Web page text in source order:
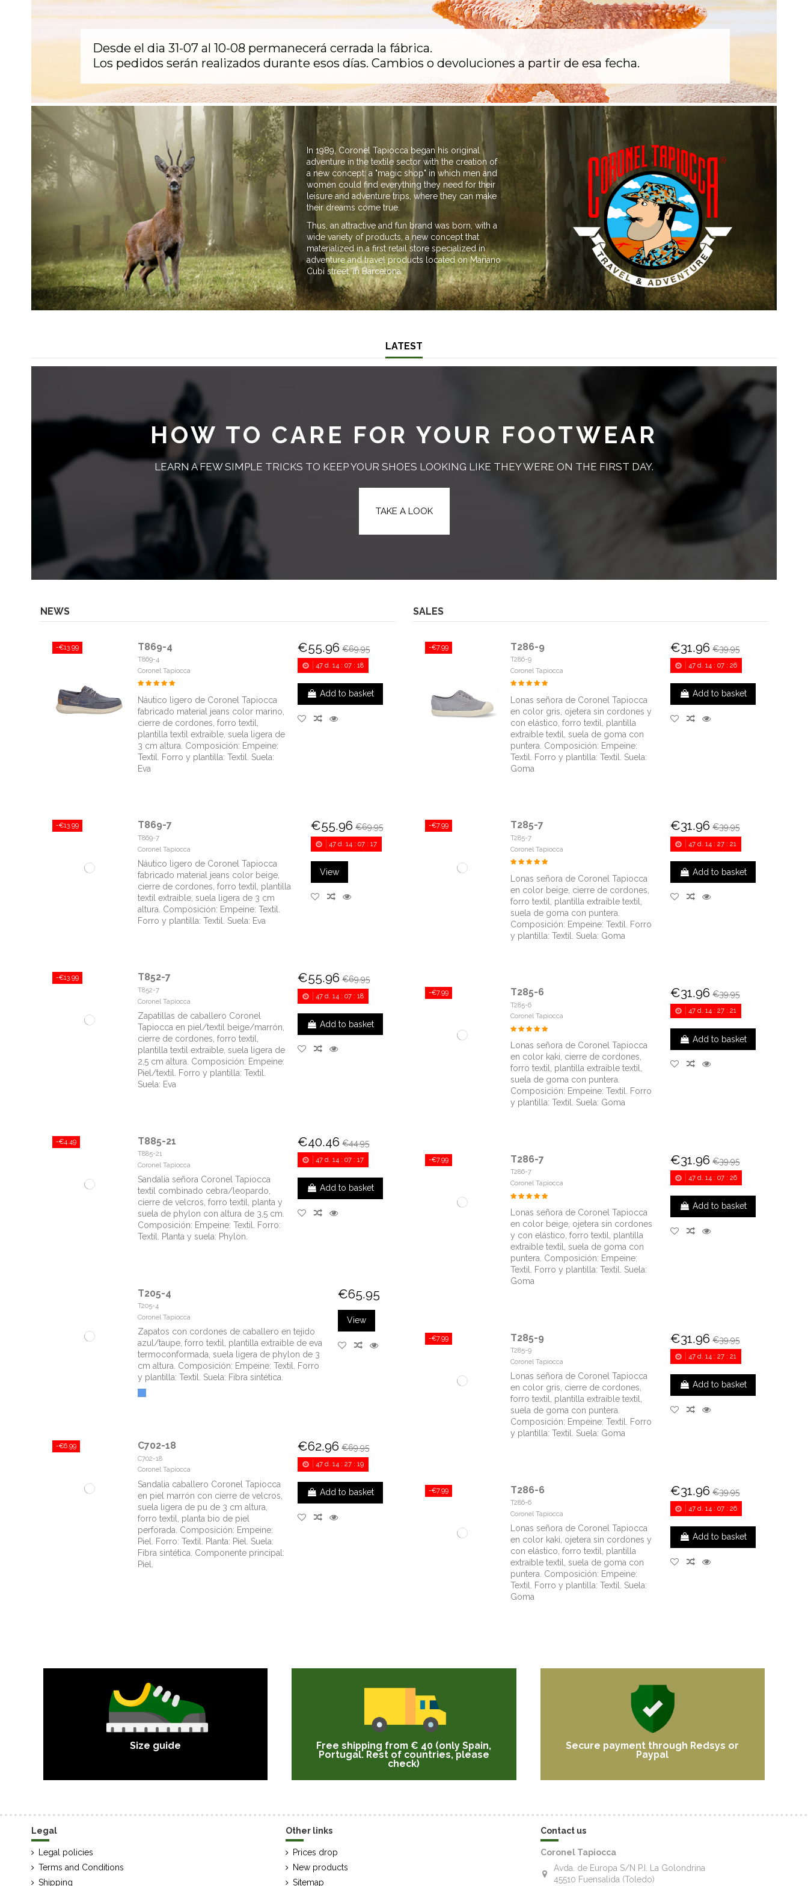
Desde el dia 31-07 al 10-08 permanecerá cerrada la fábrica.
Los pedidos serán realizados durante esos días. Cambios o devoluciones a partir de esa fecha.
In 1989, Coronel Tapiocca began his original
adventure in the textile sector with the creation of
a new concept: a "magic shop" in which men and
women could find everything they need for their
leisure and adventure trips, where they can make
their dreams come true.
Thus, an attractive and fun brand was born, with a
wide variety of products, a new concept that
materialized in a first retail store specialized in
adventure and travel products located on Mariano
Cubí street, in Barcelona.
LATEST
HOW TO CARE FOR YOUR FOOTWEAR
LEARN A FEW SIMPLE TRICKS TO KEEP YOUR SHOES LOOKING LIKE THEY WERE ON THE FIRST DAY.
TAKE A LOOK
NEWS
-€13.99 T869-4
T869-4
Coronel Tapiocca
Náutico ligero de Coronel Tapiocca
fabricado material jeans color marino,
cierre de cordones, forro textil,
plantilla textil extraible, suela ligera de
3 cm altura. Composición: Empeine:
Textil. Forro y plantilla: Textil. Suela:
Eva
€55.96 €69.95
47d. 14: 07: 17
Add to basket
-€13.99 T869-7
T869-7
Coronel Tapiocca
Náutico ligero de Coronel Tapiocca
fabricado material jeans color beige,
cierre de cordones, forro textil, plantilla
textil extraible, suela ligera de 3 cm
altura. Composición: Empeine: Textil.
Forro y plantilla: Textil. Suela: Eva
€55.96 €69.95
47d. 14 : 07: 16
View
-€13.99 T852-7
T852-7
Coronel Tapiocca
Zapatillas de caballero Coronel
Tapiocca en piel/textil beige/marrón,
cierre de cordones, forro textil,
plantilla textil extraible, suela ligera de
2,5 cm altura. Composición: Empeine:
Piel/textil. Forro y plantilla: Textil.
Suela: Eva
€55.96 €69.95
47d. 14: 07: 17
Add to basket
-€4.49 T885-21
T885-21
Coronel Tapiocca
Sandalia señora Coronel Tapiocca
textil combinado cebra/leopardo,
cierre de velcros, forro textil, planta y
suela de phylon con altura de 3,5 cm.
Composición: Empeine: Textil. Forro:
Textil. Planta y suela: Phylon.
€40.46 €44.95
47d. 14: 07: 16
Add to basket
T205-4
T205-4
Coronel Tapiocca
Zapatos con cordones de caballero en tejido
azul/taupe, forro textil, plantilla extraible de eva
termoconformada, suela ligera de phylon de 3
cm altura. Composición: Empeine: Textil. Forro
y plantilla: Textil. Suela: Fibra sintética.
€65.95
View
-€6.99 C702-18
C702-18
Coronel Tapiocca
Sandalia caballero Coronel Tapiocca
en piel marrón con cierre de velcros,
suela ligera de pu de 3 cm altura,
forro textil, planta bio de piel
perforada. Composición: Empeine:
Piel. Forro: Textil. Planta: Piel. Suela:
Fibra sintética. Componente principal:
Piel.
€62.96 €69.95
47d. 14: 27: 18
Add to basket
SALES
-€7.99 T286-9
T286-9
Coronel Tapiocca
Lonas señora de Coronel Tapiocca
en color gris, ojetera sin cordones y
con elástico, forro textil, plantilla
extraible textil, suela de goma con
puntera. Composición: Empeine:
Textil. Forro y plantilla: Textil. Suela:
Goma
€31.96 €39.95
47d. 14: 07: 25
Add to basket
-€7.99 T285-7
T285-7
Coronel Tapiocca
Lonas señora de Coronel Tapiocca
en color beige, cierre de cordones,
forro textil, plantilla extraible textil,
suela de goma con puntera.
Composición: Empeine: Textil. Forro
y plantilla: Textil. Suela: Goma
€31.96 €39.95
47d. 14 : 27: 20
Add to basket
-€7.99 T285-6
T285-6
Coronel Tapiocca
Lonas señora de Coronel Tapiocca
en color kaki, cierre de cordones,
forro textil, plantilla extraible textil,
suela de goma con puntera.
Composición: Empeine: Textil. Forro
y plantilla: Textil. Suela: Goma
€31.96 €39.95
47d. 14: 27: 20
Add to basket
-€7.99 T286-7
T286-7
Coronel Tapiocca
Lonas señora de Coronel Tapiocca
en color beige, ojetera sin cordones
y con elástico, forro textil, plantilla
extraible textil, suela de goma con
puntera. Composición: Empeine:
Textil. Forro y plantilla: Textil. Suela:
Goma
€31.96 €39.95
47d. 14: 07: 25
Add to basket
-€7.99 T285-9
T285-9
Coronel Tapiocca
Lonas señora de Coronel Tapiocca
en color gris, cierre de cordones,
forro textil, plantilla extraible textil,
suela de goma con puntera.
Composición: Empeine: Textil. Forro
y plantilla: Textil. Suela: Goma
€31.96 €39.95
47d. 14: 27: 20
Add to basket
-€7.99 T286-6
T286-6
Coronel Tapiocca
Lonas señora de Coronel Tapiocca
en color kaki, ojetera sin cordones y
con elástico, forro textil, plantilla
extraible textil, suela de goma con
puntera. Composición: Empeine:
Textil. Forro y plantilla: Textil. Suela:
Goma
€31.96 €39.95
47d. 14: 07: 25
Add to basket
Size guide Free shipping from € 40 (only Spain,
Portugal. Rest of countries, please
check)
Secure payment through Redsys or
Paypal
Legal
Legal policies
Terms and Conditions
Shipping
Other links
Prices drop
New products
Sitemap
Contact us
Coronel Tapiocca
Avda. de Europa S/N P.I. La Golondrina
45510 Fuensalida (Toledo)